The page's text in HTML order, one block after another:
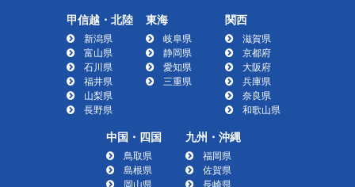
甲信越・北陸
新潟県
富山県
石川県
福井県
山梨県
長野県
東海
岐阜県
静岡県
愛知県
三重県
関西
滋賀県
京都府
大阪府
兵庫県
奈良県
和歌山県
中国・四国
鳥取県
島根県
岡山県
九州・沖縄
福岡県
佐賀県
長崎県